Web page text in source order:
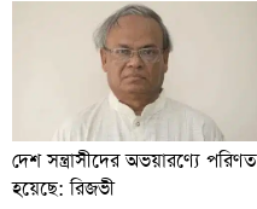
দেশ সন্ত্রাসীদের অভয়ারণ্যে পরিণত
হয়েছে: রিজভী